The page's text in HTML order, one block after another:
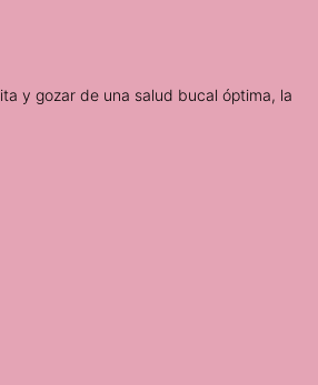
y gozar de una salud bucal óptima, la